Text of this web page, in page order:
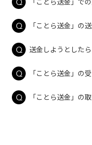
「ことら送金」の
送金しようとした
「ことら送金」の
「ことら送金」の